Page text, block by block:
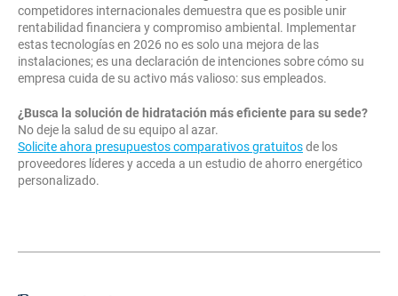
competidores internacionales demuestra que es posible unir
rentabilidad financiera y compromiso ambiental. Implementar
estas tecnologías en 2026 no es solo una mejora de las
instalaciones; es una declaración de intenciones sobre cómo su
empresa cuida de su activo más valioso: sus empleados.
¿Busca la solución de hidratación más eficiente para su sede?
No deje la salud de su equipo al azar.
Solicite ahora presupuestos comparativos gratuitosde los
proveedores líderes y acceda a un estudio de ahorro energético
personalizado.